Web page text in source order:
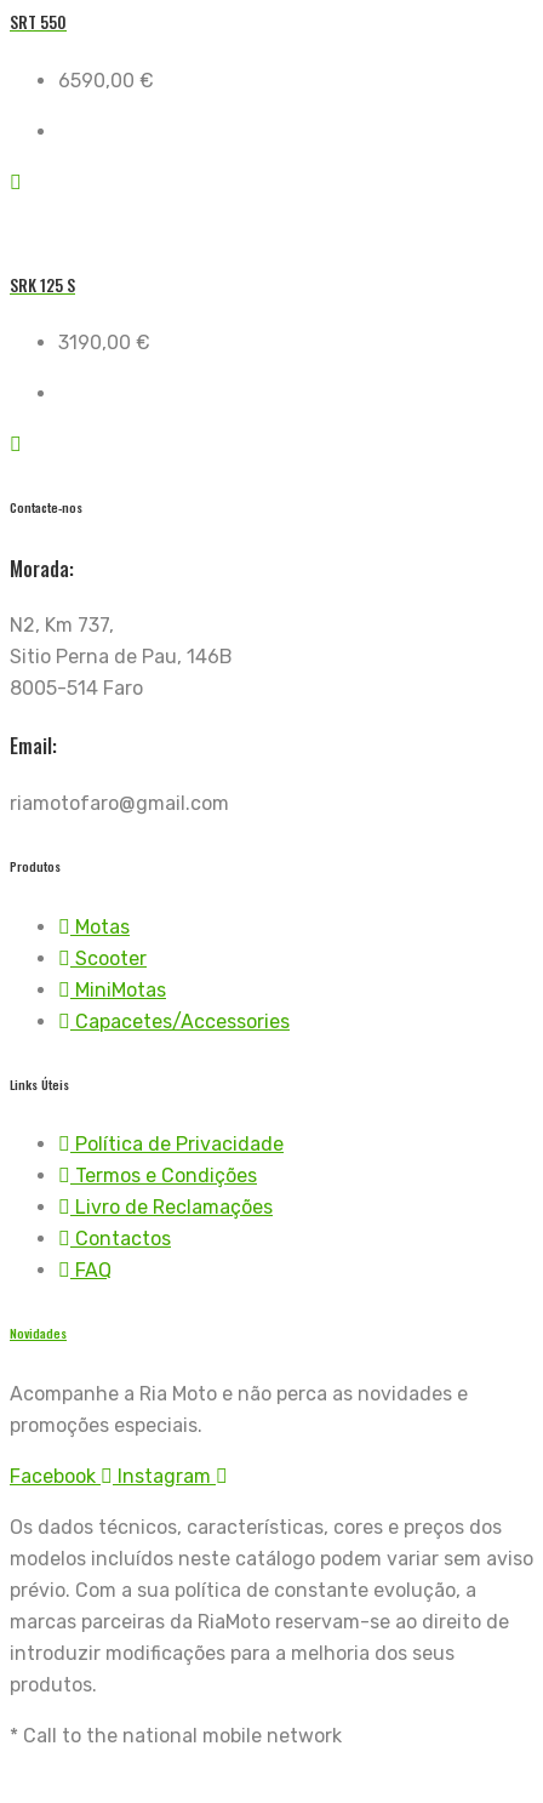
SRT 550
6590,00 €
SRK 125 S
3190,00 €
Contacte-nos
Morada:
N2, Km 737,
Sitio Perna de Pau, 146B
8005-514 Faro
Email:
riamotofaro@gmail.com
Produtos
Motas
Scooter
MiniMotas
Capacetes/Accessories
Links Úteis
Política de Privacidade
Termos e Condições
Livro de Reclamações
Contactos
FAQ
Novidades
Acompanhe a Ria Moto e não perca as novidades e
promoções especiais.
Facebook Instagram
Os dados técnicos, características, cores e preços dos
modelos incluídos neste catálogo podem variar sem aviso
prévio. Com a sua política de constante evolução, a
marcas parceiras da RiaMoto reservam-se ao direito de
introduzir modificações para a melhoria dos seus
produtos.
* Call to the national mobile network